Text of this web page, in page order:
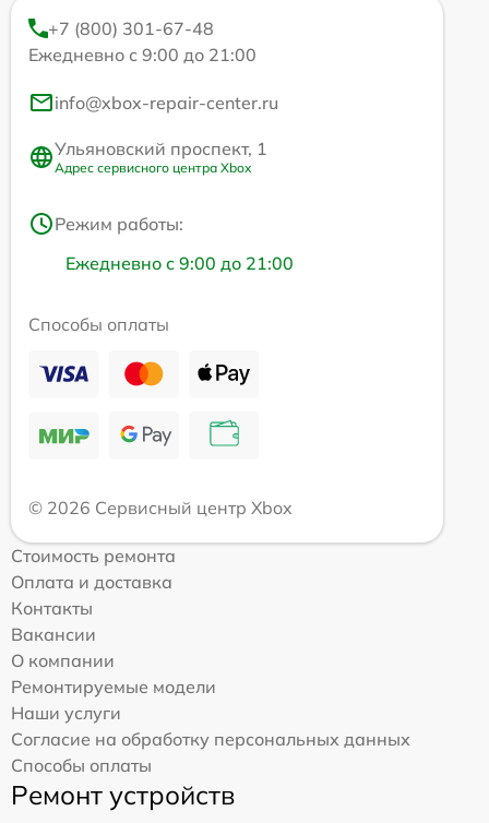
+7 (800) 301-67-48
Ежедневно с 9:00 до 21:00
info@xbox-repair-center.ru
Ульяновский проспект, 1
Адрес сервисного центра Xbox
Режим работы:
Ежедневно с 9:00 до 21:00
Способы оплаты
© 2026 Сервисный центр Xbox
Стоимость ремонта
Оплата и доставка
Контакты
Вакансии
О компании
Ремонтируемые модели
Наши услуги
Согласие на обработку персональных данных
Способы оплаты
Ремонт устройств